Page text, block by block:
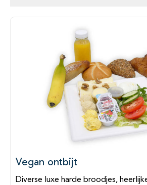
Vegan ontbijt
Diverse luxe harde broodjes,